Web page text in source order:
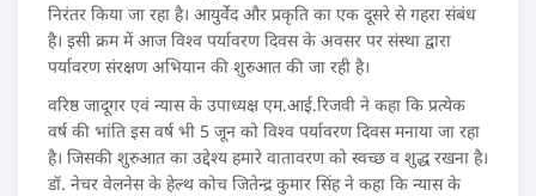
निरंतर किया जा रहा है। आयुर्वेद और प्रकृति का एक दूसरे से गहरा संबंध
है। इसी क्रम में आज विश्व पर्यावरण दिवस के अवसर पर संस्था द्वारा
पर्यावरण संरक्षण अभियान की शुरुआत की जा रही है।
वरिष्ठ जादूगर एवं न्यास के उपाध्यक्ष एम.आई.रिजवी ने कहा कि प्रत्येक
वर्ष की भांति इस वर्ष भी 5 जून को विश्व पर्यावरण दिवस मनाया जा रहा
है। जिसकी शुरुआत का उद्देश्य हमारे वातावरण को स्वच्छ व शुद्ध रखना है।
डॉ. नेचर वेलनेस के हेल्थ कोच जितेन्द्र कुमार सिंह ने कहा कि न्यास के